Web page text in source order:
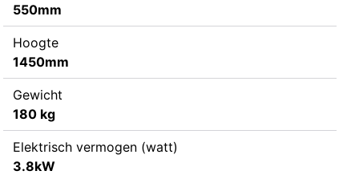
550mm
Hoogte
1450mm
Gewicht
180 kg
Elektrisch vermogen (watt)
3.8kW